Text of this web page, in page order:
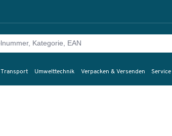
Transport Umwelttechnik Verpacken & Versenden